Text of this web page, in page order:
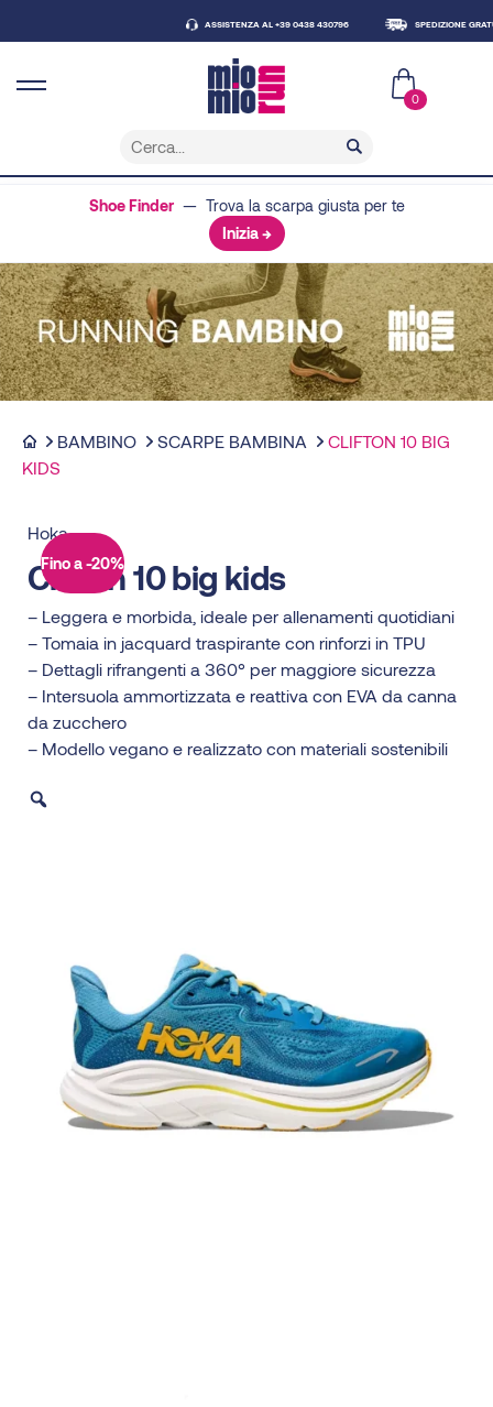
ASSISTENZA AL +39 0438 430796 SPEDIZIONE GRATUITA
0
Shoe Finder— Trova la scarpa giusta per te
Inizia →
BAMBINO SCARPE BAMBINA
CLIFTON 10 BIG
KIDS
Hoka
Clifton 10 big kids
– Leggera e morbida, ideale per allenamenti quotidiani
– Tomaia in jacquard traspirante con rinforzi in TPU
– Dettagli rifrangenti a 360° per maggiore sicurezza
– Intersuola ammortizzata e reattiva con EVA da canna
da zucchero
– Modello vegano e realizzato con materiali sostenibili
Fino a -20%